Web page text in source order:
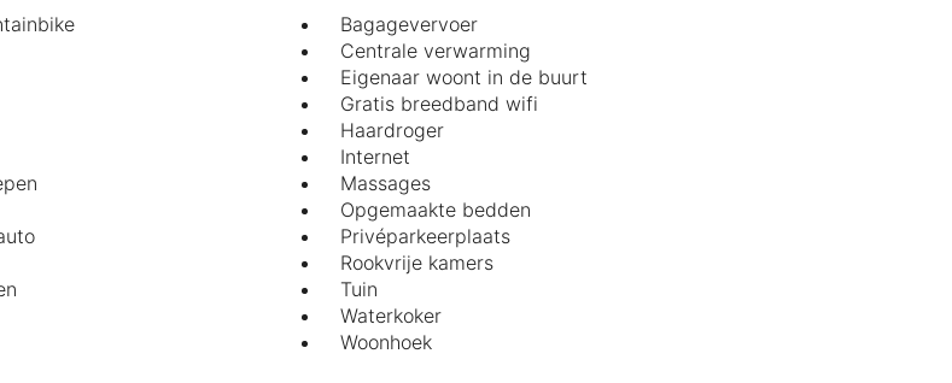
Bagagevervoer
Centrale verwarming
Eigenaar woont in de buurt
Gratis breedband wifi
Haardroger
Internet
Massages
Opgemaakte bedden
Privéparkeerplaats
Rookvrije kamers
Tuin
Waterkoker
Woonhoek